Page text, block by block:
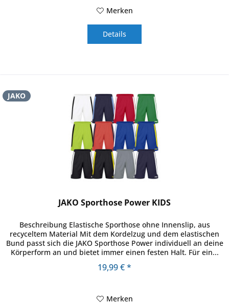
Merken
Details
JAKO
JAKO Sporthose Power KIDS
Beschreibung Elastische Sporthose ohne Innenslip, aus
recyceltem Material Mit dem Kordelzug und dem elastischen
Bund passt sich die JAKO Sporthose Power individuell an deine
Körperform an und bietet immer einen festen Halt. Für ein...
19,99 € *
Merken